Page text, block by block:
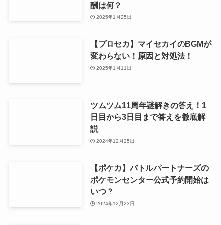
酬は何？
2025年1月25日
【プロセカ】マイセカイのBGMが
変わらない！原因と対処法！
2025年1月11日
ツムツム11周年謎解きの答え！1
日目から3日目まで答えを徹底解
説
2024年12月25日
【ポケカ】バトルパートナーズの
ポケモンセンター公式予約開始は
いつ？
2024年12月23日